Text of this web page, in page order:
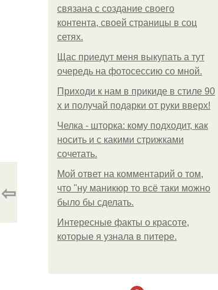
связана с создание своего
контента, своей страницы в соц
сетях.
Щас приедут меня выкупать а тут
очередь на фотосессию со мной.
Приходи к нам в прикиде в стиле 90
х и получай подарки от руки вверх!
Челка - шторка: кому подходит, как
носить и с какими стрижками
сочетать.
Мой ответ на комментарий о том,
что "ну маникюр то всё таки можно
было бы сделать.
Интересные факты о красоте,
которые я узнала в питере.
⇦